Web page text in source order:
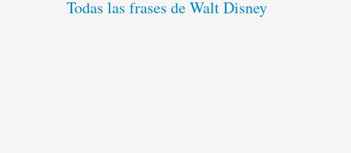
Todas las frases de Walt Disney